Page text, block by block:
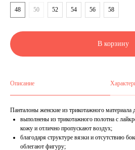
48
50 52 54 56 58
В корзину
Описание
Панталоны женские из трикотажного материала
выполнены из трикотажного полотна с
кожу и отлично пропускают воздух;
благодаря структуре вязки и отсутствию
облегают фигуру;